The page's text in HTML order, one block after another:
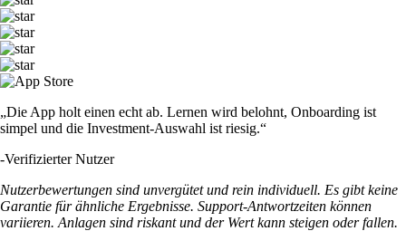
„Die App holt einen echt ab. Lernen wird belohnt, Onboarding ist
simpel und die Investment-Auswahl ist riesig.“
-Verifizierter Nutzer
Nutzerbewertungen sind unvergütet und rein individuell. Es gibt keine
Garantie für ähnliche Ergebnisse. Support-Antwortzeiten können
variieren. Anlagen sind riskant und der Wert kann steigen oder fallen.